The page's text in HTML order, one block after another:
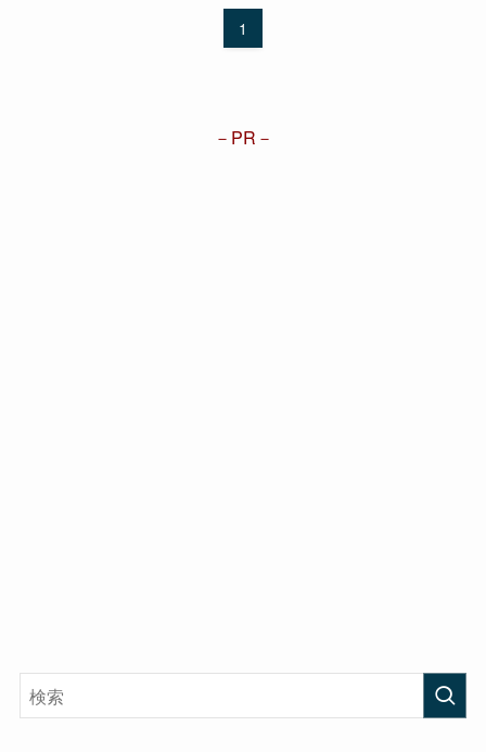
1
PR